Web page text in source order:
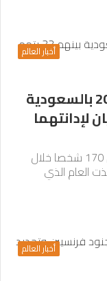
أخبار العالم
تنفيذ 170 حكما بالإعدام في 2023 بالسعودية
لإدانتهما
نفذت السلطات السعودية حكم الإعدام بحق 170 شخصا خلال
نُفذت العام الذي
أخبار العالم